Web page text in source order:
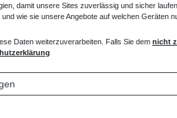
Dämm- und Schutzband
€ *
inkl. ges. MwSt.
damit unsere Sites zuverlässig und sicher
wie sie unsere Angebote auf welchen Geräten
Daten weiterzuverarbeiten. Falls Sie dem nicht